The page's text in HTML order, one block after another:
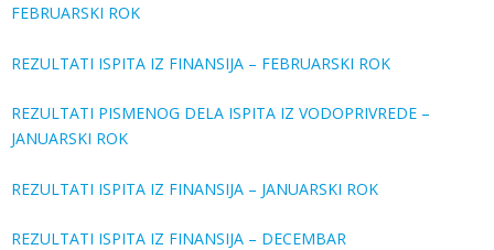
FEBRUARSKI ROK
REZULTATI ISPITA IZ FINANSIJA – FEBRUARSKI ROK
REZULTATI PISMENOG DELA ISPITA IZ VODOPRIVREDE –
JANUARSKI ROK
REZULTATI ISPITA IZ FINANSIJA – JANUARSKI ROK
REZULTATI ISPITA IZ FINANSIJA – DECEMBAR